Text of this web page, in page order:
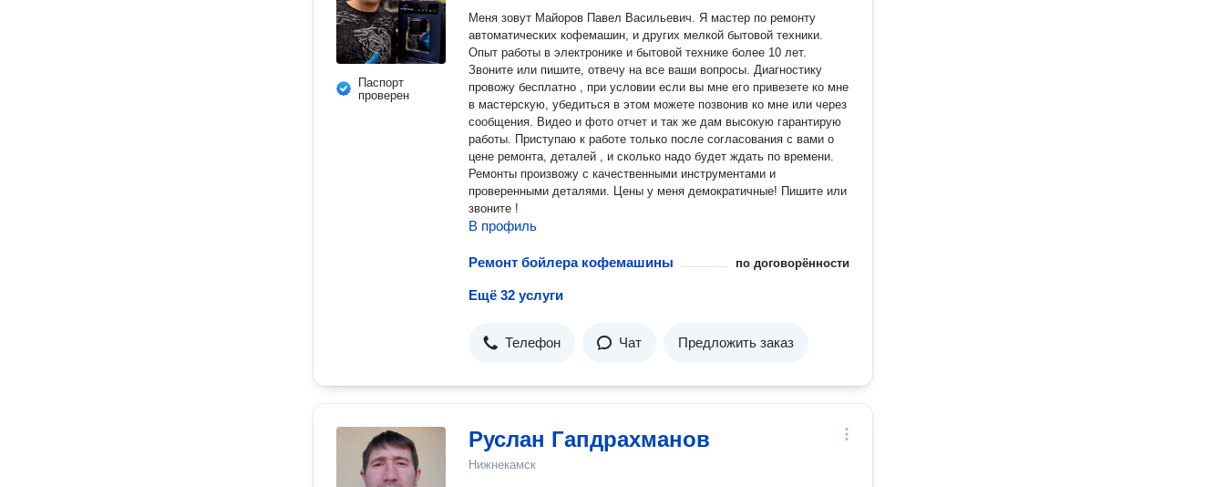
Паспорт
проверен
Меня зовут Майоров Павел Васильевич. Я мастер по ремонту
автоматических кофемашин, и других мелкой бытовой техники.
Опыт работы в электронике и бытовой технике более 10 лет.
Звоните или пишите, отвечу на все ваши вопросы. Диагностику
провожу бесплатно , при условии если вы мне его привезете ко мне
в мастерскую, убедиться в этом можете позвонив ко мне или через
сообщения. Видео и фото отчет и так же дам высокую гарантирую
работы. Приступаю к работе только после согласования с вами о
цене ремонта, деталей , и сколько надо будет ждать по времени.
Ремонты произвожу с качественными инструментами и
проверенными деталями. Цены у меня демократичные! Пишите или
звоните !
В профиль
Ремонт бойлера кофемашины по договорённости
Ещё 32 услуги
Телефон Чат Предложить заказ
Руслан Гапдрахманов
Нижнекамск